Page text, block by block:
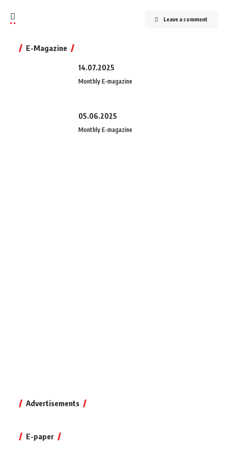
Leave a comment
E-Magazine
14.07.2025
Monthly E-magazine
05.06.2025
Monthly E-magazine
Advertisements
E-paper